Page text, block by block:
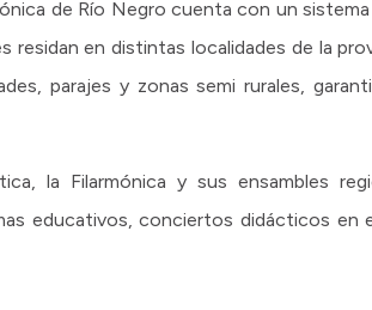
de Río Negro cuenta con un
residan en distintas localidades de la
parajes y zonas semi rurales,
la Filarmónica y sus ensambles
educativos, conciertos didácticos en